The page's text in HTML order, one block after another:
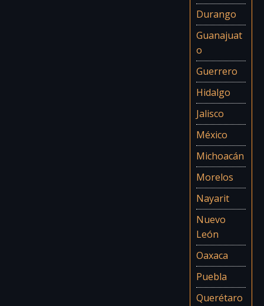
Durango
Guanajuat
o
Guerrero
Hidalgo
Jalisco
México
Michoacán
Morelos
Nayarit
Nuevo
León
Oaxaca
Puebla
Querétaro